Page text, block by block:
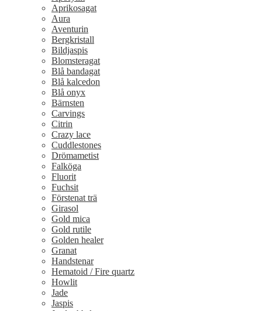
Aprikosagat
Aura
Aventurin
Bergkristall
Bildjaspis
Blomsteragat
Blå bandagat
Blå kalcedon
Blå onyx
Bärnsten
Carvings
Citrin
Crazy lace
Cuddlestones
Drömametist
Falköga
Fluorit
Fuchsit
Förstenat trä
Girasol
Gold mica
Gold rutile
Golden healer
Granat
Handstenar
Hematoid / Fire quartz
Howlit
Jade
Jaspis